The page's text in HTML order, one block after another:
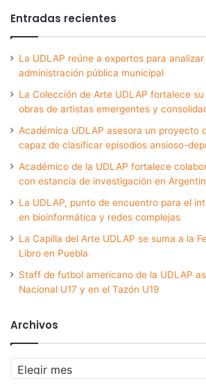
Entradas recientes
La UDLAP reúne a expertos para
administración pública municipal
La Colección de Arte UDLAP fortalece
obras de artistas emergentes y
Académica UDLAP asesora un proyecto
capaz de clasificar episodios ansioso-
Académico de la UDLAP fortalece
con estancia de investigación en
La UDLAP, punto de encuentro para el
en bioinformática y redes complejas
La Capilla del Arte UDLAP se suma a la
Libro en Puebla
Staff de futbol americano de la UDLAP
Nacional U17 y en el Tazón U19
Archivos
Archivos